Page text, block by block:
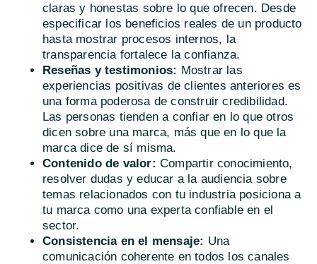
claras y honestas sobre lo que ofrecen. Desde
especificar los beneficios reales de un producto
hasta mostrar procesos internos, la
transparencia fortalece la confianza.
Reseñas y testimonios: Mostrar las
experiencias positivas de clientes anteriores es
una forma poderosa de construir credibilidad.
Las personas tienden a confiar en lo que otros
dicen sobre una marca, más que en lo que la
marca dice de sí misma.
Contenido de valor: Compartir conocimiento,
resolver dudas y educar a la audiencia sobre
temas relacionados con tu industria posiciona a
tu marca como una experta confiable en el
sector.
Consistencia en el mensaje: Una
comunicación coherente en todos los canales